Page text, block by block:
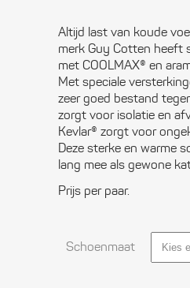
Altijd last van koude
merk Guy Cotten heeft
met COOLMAX® en
Met speciale
zeer goed bestand
zorgt voor isolatie en
Kevlar® zorgt voor
Deze sterke en warme
lang mee als gewone
Prijs per paar.
Schoenmaat